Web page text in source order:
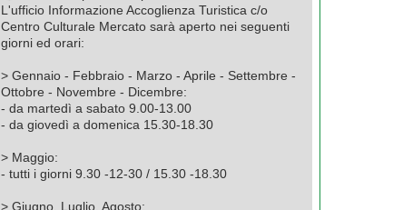
L'ufficio Informazione Accoglienza Turistica c/o
Centro Culturale Mercato sarà aperto nei seguenti
giorni ed orari:
> Gennaio - Febbraio - Marzo - Aprile - Settembre -
Ottobre - Novembre - Dicembre:
- da martedì a sabato 9.00-13.00
- da giovedì a domenica 15.30-18.30
> Maggio:
- tutti i giorni 9.30 -12-30 / 15.30 -18.30
> Giugno, Luglio, Agosto: